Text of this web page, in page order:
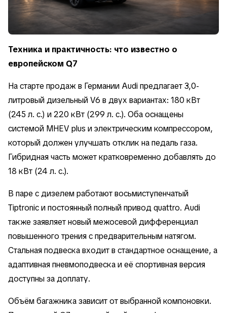
Техника и практичность: что известно о
европейском Q7
На старте продаж в Германии Audi предлагает 3,0-
литровый дизельный V6 в двух вариантах: 180 кВт
(245 л. с.) и 220 кВт (299 л. с.). Оба оснащены
системой MHEV plus и электрическим компрессором,
который должен улучшать отклик на педаль газа.
Гибридная часть может кратковременно добавлять до
18 кВт (24 л. с.).
В паре с дизелем работают восьмиступенчатый
Tiptronic и постоянный полный привод quattro. Audi
также заявляет новый межосевой дифференциал
повышенного трения с предварительным натягом.
Стальная подвеска входит в стандартное оснащение, а
адаптивная пневмоподвеска и её спортивная версия
доступны за доплату.
Объём багажника зависит от выбранной компоновки.